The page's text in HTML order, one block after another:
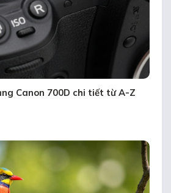
Canon 700D chi tiết từ A-Z